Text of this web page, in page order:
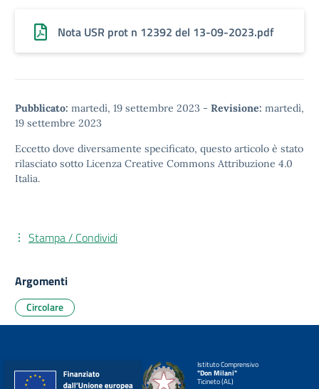
Nota USR prot n 12392 del 13-09-2023.pdf
Pubblicato: martedì, 19 settembre 2023 - Revisione: martedì,
19 settembre 2023
Eccetto dove diversamente specificato, questo articolo è stato
rilasciato sotto Licenza Creative Commons Attribuzione 4.0
Italia.
Stampa / Condividi
Argomenti
Circolare
Istituto Comprensivo
"Don Milani"
Ticineto (AL)